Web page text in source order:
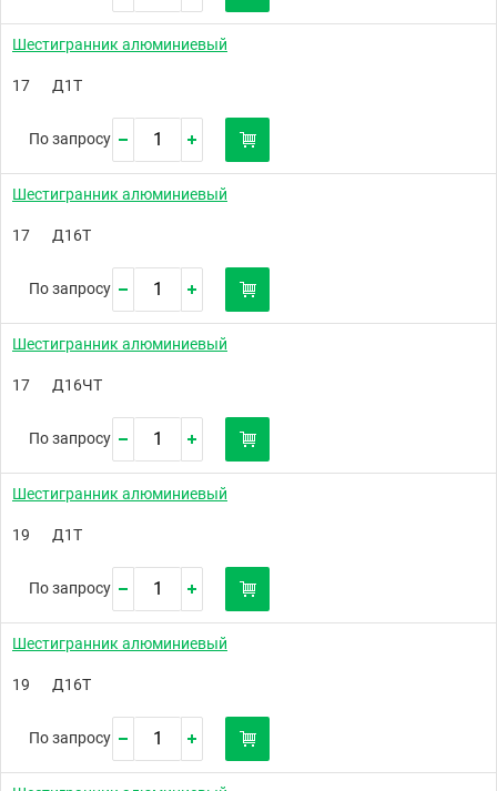
Шестигранник алюминиевый
17 Д1Т
По запросу
Шестигранник алюминиевый
17 Д16Т
По запросу
Шестигранник алюминиевый
17 Д16ЧТ
По запросу
Шестигранник алюминиевый
19 Д1Т
По запросу
Шестигранник алюминиевый
19 Д16Т
По запросу